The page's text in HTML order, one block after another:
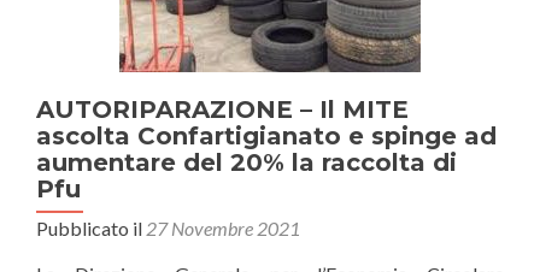
AUTORIPARAZIONE – Il MITE
ascolta Confartigianato e spinge ad
aumentare del 20% la raccolta di
Pfu
Pubblicato il 27 Novembre 2021